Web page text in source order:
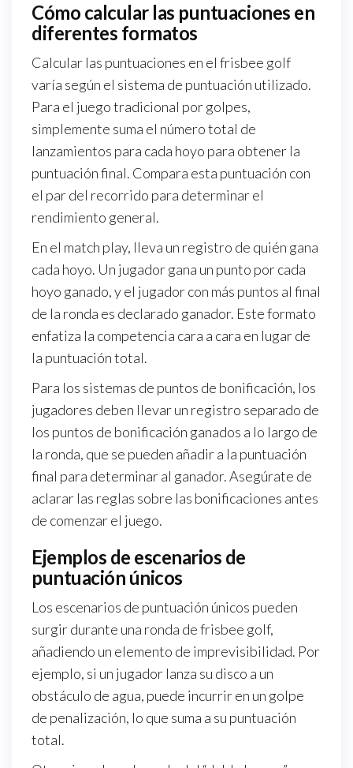
Cómo calcular las puntuaciones en
diferentes formatos
Calcular las puntuaciones en el frisbee golf
varía según el sistema de puntuación utilizado.
Para el juego tradicional por golpes,
simplemente suma el número total de
lanzamientos para cada hoyo para obtener la
puntuación final. Compara esta puntuación con
el par del recorrido para determinar el
rendimiento general.
En el match play, lleva un registro de quién gana
cada hoyo. Un jugador gana un punto por cada
hoyo ganado, y el jugador con más puntos al final
de la ronda es declarado ganador. Este formato
enfatiza la competencia cara a cara en lugar de
la puntuación total.
Para los sistemas de puntos de bonificación, los
jugadores deben llevar un registro separado de
los puntos de bonificación ganados a lo largo de
la ronda, que se pueden añadir a la puntuación
final para determinar al ganador. Asegúrate de
aclarar las reglas sobre las bonificaciones antes
de comenzar el juego.
Ejemplos de escenarios de
puntuación únicos
Los escenarios de puntuación únicos pueden
surgir durante una ronda de frisbee golf,
añadiendo un elemento de imprevisibilidad. Por
ejemplo, si un jugador lanza su disco a un
obstáculo de agua, puede incurrir en un golpe
de penalización, lo que suma a su puntuación
total.